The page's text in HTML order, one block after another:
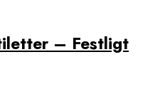
– Festligt